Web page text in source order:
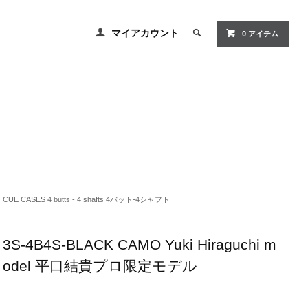
マイアカウント 0 アイテム
CUE CASES 4 butts - 4 shafts 4バット-4シャフト
3S-4B4S-BLACK CAMO Yuki Hiraguchi m
odel 平口結貴プロ限定モデル